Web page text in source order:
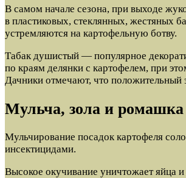
В самом начале сезона, при выходе
в пластиковых, стеклянных, жестяных
устремляются на картофельную ботву.
Табак душистый — популярное
по краям делянки с картофелем, при
Дачники отмечают, что положительный
Мульча, зола и ромашка
Мульчирование посадок картофеля
инсектицидами.
Высокое окучивание уничтожает яйца